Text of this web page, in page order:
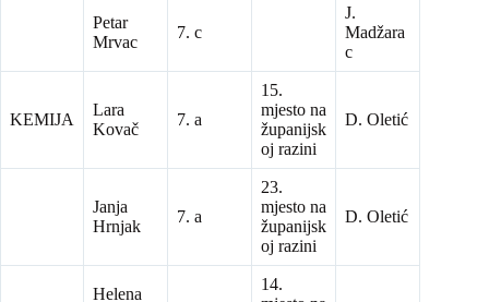
Petar
Mrvac
7. c
J.
Madžara
c
KEMIJA
Lara
Kovač
7. a
15.
mjesto na
županijsk
oj razini
D. Oletić
Janja
Hrnjak
7. a
23.
mjesto na
županijsk
oj razini
D. Oletić
Helena
14.